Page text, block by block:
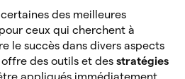
des meilleures
ceux qui cherchent à
le succès dans divers aspects
offre des outils et des stratégies
appliqués immédiatement